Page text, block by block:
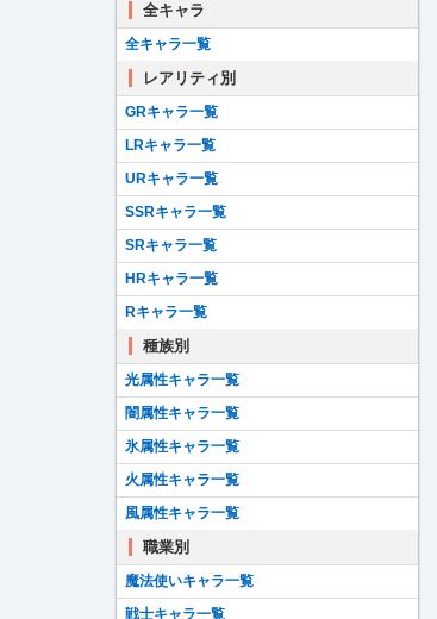
全キャラ
全キャラ一覧
レアリティ別
GRキャラ一覧
LRキャラ一覧
URキャラ一覧
SSRキャラ一覧
SRキャラ一覧
HRキャラ一覧
Rキャラ一覧
種族別
光属性キャラ一覧
闇属性キャラ一覧
氷属性キャラ一覧
火属性キャラ一覧
風属性キャラ一覧
職業別
魔法使いキャラ一覧
戦士キャラ一覧